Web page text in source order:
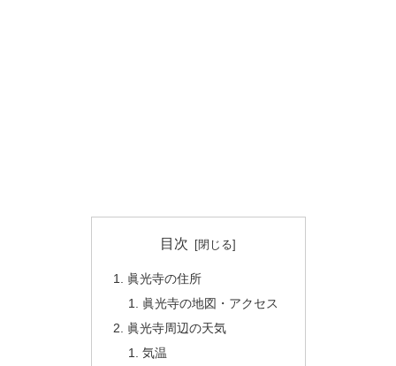
目次
眞光寺の住所
眞光寺の地図・アクセス
眞光寺周辺の天気
気温